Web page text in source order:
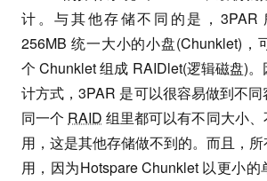
计。与其他存储不同的是，3PAR
256MB 统一大小的小盘(Chunklet)，
个 Chunklet 组成 RAIDlet(逻辑磁盘)
计方式，3PAR 是可以很容易做到不同
同一个 RAID 组里都可以有不同大小
用，这是其他存储做不到的。而且，
用，因为Hotspare Chunklet 以更小